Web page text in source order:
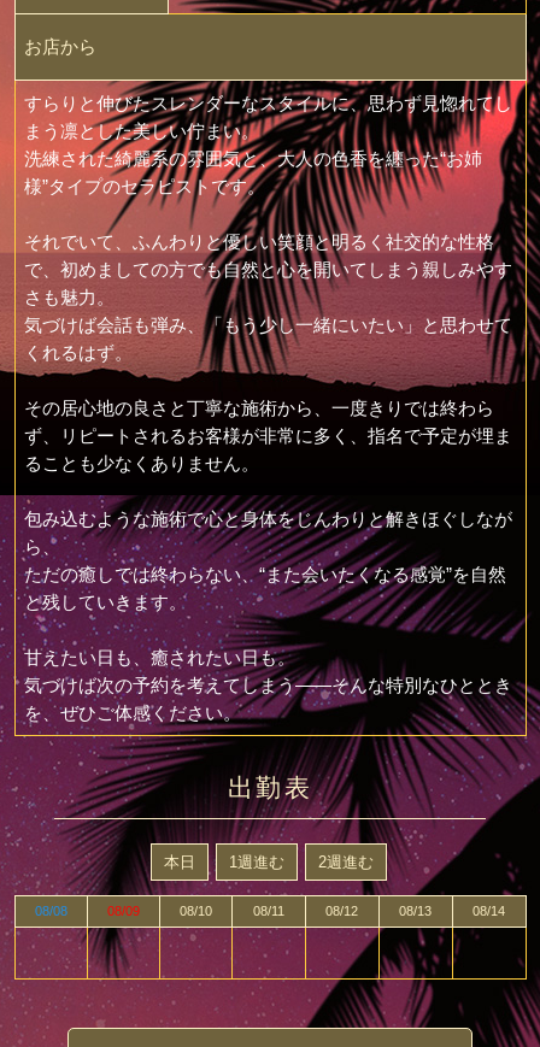
お店から
すらりと伸びたスレンダーなスタイルに、思わず見惚れてし
まう凛とした美しい佇まい。
洗練された綺麗系の雰囲気と、大人の色香を纏った“お姉
様”タイプのセラピストです。
それでいて、ふんわりと優しい笑顔と明るく社交的な性格
で、初めましての方でも自然と心を開いてしまう親しみやす
さも魅力。
気づけば会話も弾み、「もう少し一緒にいたい」と思わせて
くれるはず。
その居心地の良さと丁寧な施術から、一度きりでは終わら
ず、リピートされるお客様が非常に多く、指名で予定が埋ま
ることも少なくありません。
包み込むような施術で心と身体をじんわりと解きほぐしなが
ら、
ただの癒しでは終わらない、“また会いたくなる感覚”を自然
と残していきます。
甘えたい日も、癒されたい日も。
気づけば次の予約を考えてしまう――そんな特別なひととき
を、ぜひご体感ください。
出勤表
本日 1週進む 2週進む
08/08 08/09 08/10 08/11 08/12 08/13 08/14